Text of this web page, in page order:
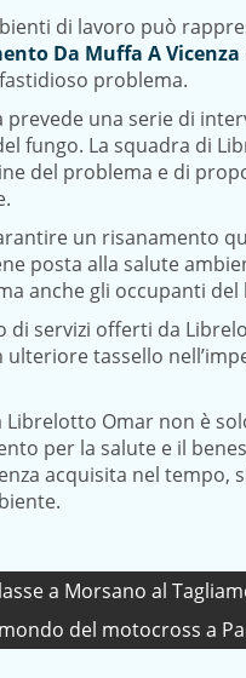
di lavoro può
Da Muffa A Vicenza
problema.
una serie di
fungo. La squadra di
del problema e di
un risanamento
posta alla salute
anche gli occupanti del
servizi offerti da
tassello
Omar non è
per la salute e il
acquisita nel tempo,
a Morsano al
del motocross a